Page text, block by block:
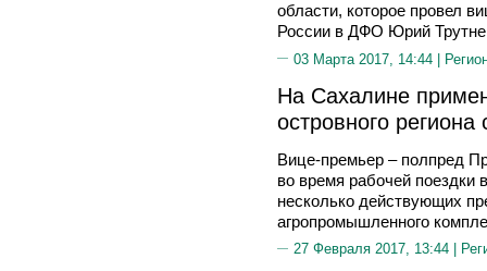
области, которое провел
России в ДФО Юрий
03 Марта 2017, 14:44 |
На Сахалине
островного региона
Вице-премьер – полпред
во время рабочей поездки
несколько действующих
агропромышленного
27 Февраля 2017, 13:44 |